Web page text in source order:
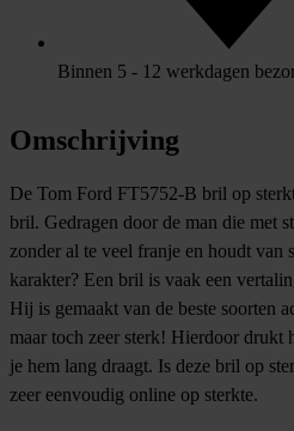
Binnen 5 - 12 werkdagen
Omschrijving
De Tom Ford FT5752-B bril op
bril. Gedragen door de man die met
zonder al te veel franje en houdt
karakter? Een bril is vaak een
Hij is gemaakt van de beste soorten
maar toch zeer sterk! Hierdoor drukt
je hem lang draagt. Is deze bril op
zeer eenvoudig online op sterkte.